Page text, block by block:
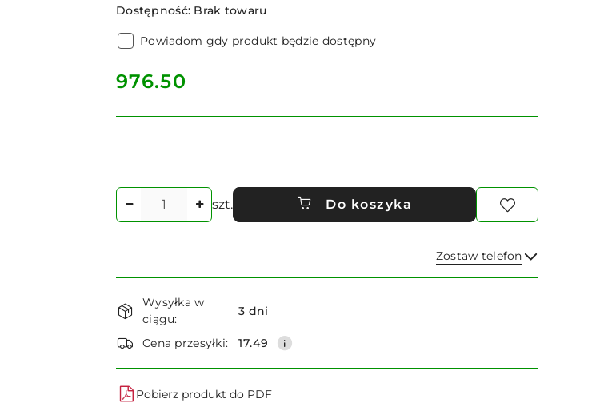
Dostępność: Brak towaru
Powiadom gdy produkt będzie dostępny
cena:
976.50
Ilość
szt. Do koszyka
Zostaw telefon
Wyślij
Dostępność
i
dostawa
Wysyłka w
ciągu:
3 dni
Cena przesyłki: 17.49
Pobierz produkt do PDF